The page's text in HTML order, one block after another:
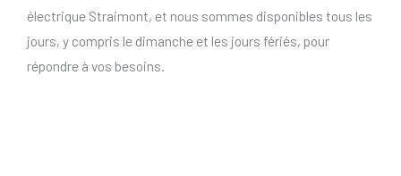
électrique Straimont, et nous sommes disponibles tous les
jours, y compris le dimanche et les jours fériés, pour
répondre à vos besoins.